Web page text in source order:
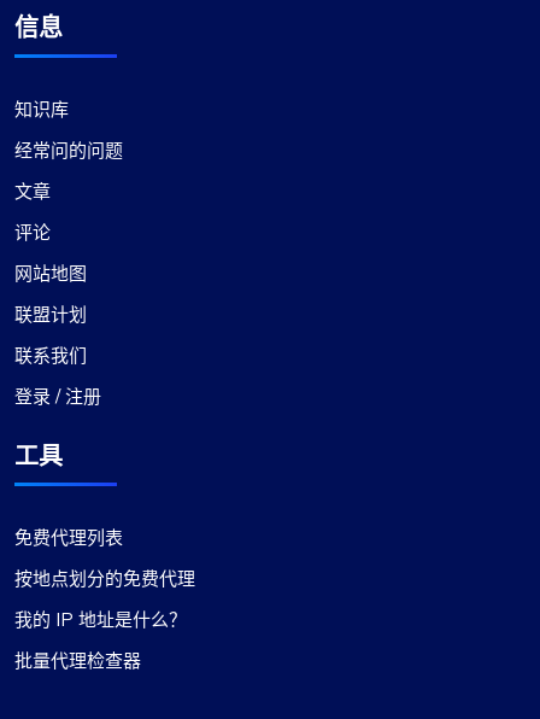
信息
知识库
经常问的问题
文章
评论
网站地图
联盟计划
联系我们
登录 / 注册
工具
免费代理列表
按地点划分的免费代理
我的 IP 地址是什么？
批量代理检查器